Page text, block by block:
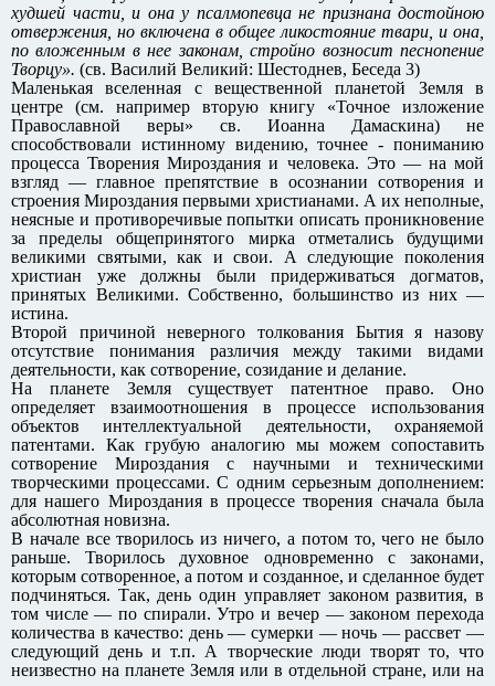
худшей части, и она у псалмопевца не признана достойною
отвержения, но включена в общее ликостояние твари, и она,
по вложенным в нее законам, стройно возносит песнопение
Творцу». (св. Василий Великий: Шестоднев, Беседа 3)
Маленькая вселенная с вещественной планетой Земля в
центре (см. например вторую книгу «Точное изложение
Православной веры» св. Иоанна Дамаскина) не
способствовали истинному видению, точнее - пониманию
процесса Творения Мироздания и человека. Это — на мой
взгляд — главное препятствие в осознании сотворения и
строения Мироздания первыми христианами. А их неполные,
неясные и противоречивые попытки описать проникновение
за пределы общепринятого мирка отметались будущими
великими святыми, как и свои. А следующие поколения
христиан уже должны были придерживаться догматов,
принятых Великими. Собственно, большинство из них —
истина.
Второй причиной неверного толкования Бытия я назову
отсутствие понимания различия между такими видами
деятельности, как сотворение, созидание и делание.
На планете Земля существует патентное право. Оно
определяет взаимоотношения в процессе использования
объектов интеллектуальной деятельности, охраняемой
патентами. Как грубую аналогию мы можем сопоставить
сотворение Мироздания с научными и техническими
творческими процессами. С одним серьезным дополнением:
для нашего Мироздания в процессе творения сначала была
абсолютная новизна.
В начале все творилось из ничего, а потом то, чего не было
раньше. Творилось духовное одновременно с законами,
которым сотворенное, а потом и созданное, и сделанное будет
подчиняться. Так, день один управляет законом развития, в
том числе — по спирали. Утро и вечер — законом перехода
количества в качество: день — сумерки — ночь — рассвет —
следующий день и т.п. А творческие люди творят то, что
неизвестно на планете Земля или в отдельной стране, или на